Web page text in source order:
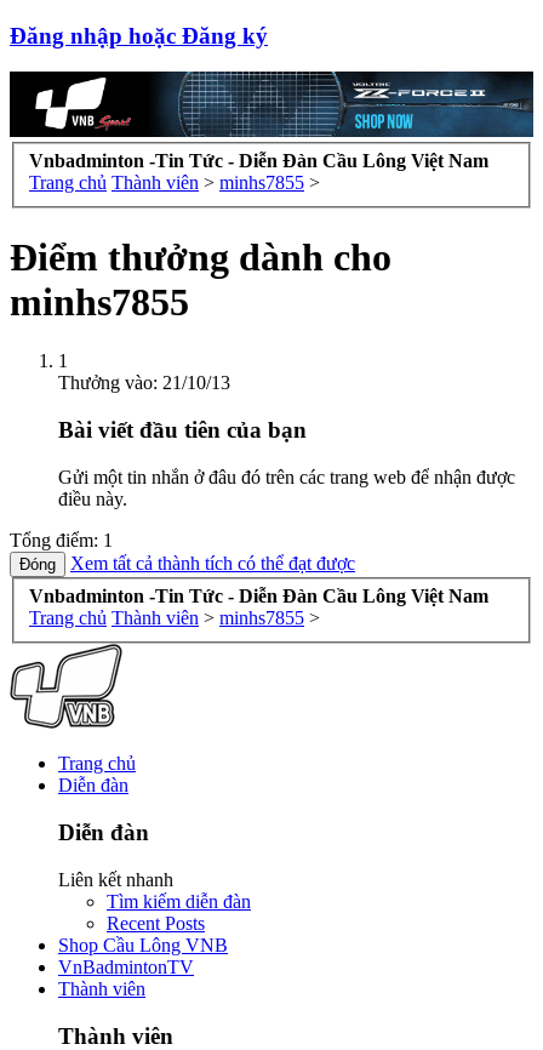
Đăng nhập hoặc Đăng ký
Vnbadminton -Tin Tức - Diễn Đàn Cầu Lông Việt Nam
Trang chủ Thành viên > minhs7855 >
Điểm thưởng dành cho
minhs7855
1
Thưởng vào: 21/10/13
Bài viết đầu tiên của bạn
Gửi một tin nhắn ở đâu đó trên các trang web để nhận được
điều này.
Tổng điểm: 1
Xem tất cả thành tích có thể đạt được
Vnbadminton -Tin Tức - Diễn Đàn Cầu Lông Việt Nam
Trang chủ Thành viên > minhs7855 >
Trang chủ
Diễn đàn
Diễn đàn
Liên kết nhanh
Tìm kiếm diễn đàn
Recent Posts
Shop Cầu Lông VNB
VnBadmintonTV
Thành viên
Thành viên